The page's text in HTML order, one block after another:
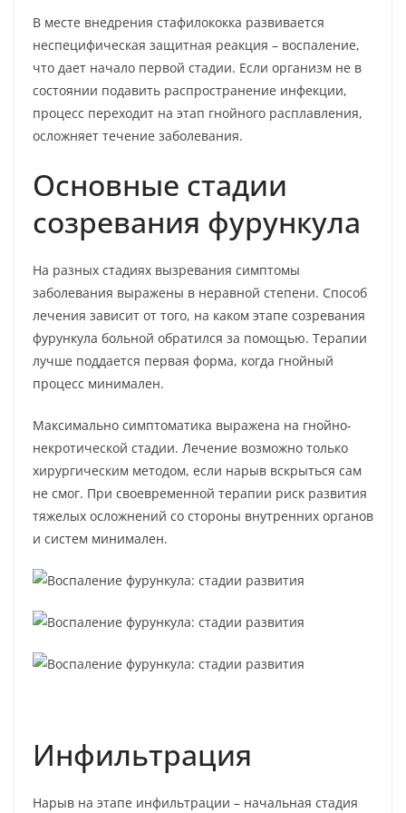
В месте внедрения стафилококка развивается
неспецифическая защитная реакция – воспаление,
что дает начало первой стадии. Если организм не в
состоянии подавить распространение инфекции,
процесс переходит на этап гнойного расплавления,
осложняет течение заболевания.
Основные стадии
созревания фурункула
На разных стадиях вызревания симптомы
заболевания выражены в неравной степени. Способ
лечения зависит от того, на каком этапе созревания
фурункула больной обратился за помощью. Терапии
лучше поддается первая форма, когда гнойный
процесс минимален.
Максимально симптоматика выражена на гнойно-
некротической стадии. Лечение возможно только
хирургическим методом, если нарыв вскрыться сам
не смог. При своевременной терапии риск развития
тяжелых осложнений со стороны внутренних органов
и систем минимален.
Инфильтрация
Нарыв на этапе инфильтрации – начальная стадия